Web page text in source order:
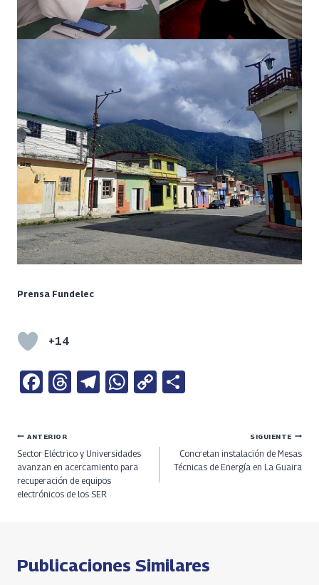
Prensa Fundelec
+14
Fa
b
o
o
k
T
a
ds
Te
a
m
W
s
A
C
Li
e
Navegación
de
entradas
ANTERIOR
Sector Eléctrico y Universidades
avanzan en acercamiento para
recuperación de equipos
electrónicos de los SER
SIGUIENTE
Concretan instalación de Mesas
Técnicas de Energía en La Guaira
Publicaciones Similares